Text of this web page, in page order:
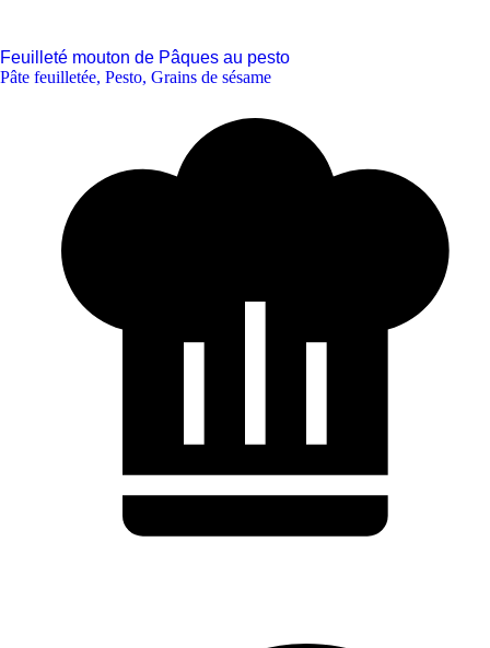
Feuilleté mouton de Pâques au pesto
Pâte feuilletée, Pesto, Grains de sésame